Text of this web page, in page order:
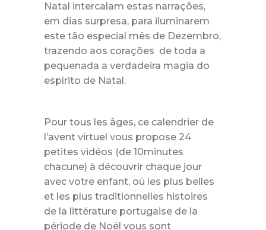
Natal intercalam estas narrações,
em dias surpresa, para iluminarem
este tão especial mês de Dezembro,
trazendo aos corações de toda a
pequenada a verdadeira magia do
espírito de Natal.
Pour tous les âges, ce calendrier de
l’avent virtuel vous propose 24
petites vidéos (de 10minutes
chacune) à découvrir chaque jour
avec votre enfant, où les plus belles
et les plus traditionnelles histoires
de la littérature portugaise de la
période de Noël vous sont